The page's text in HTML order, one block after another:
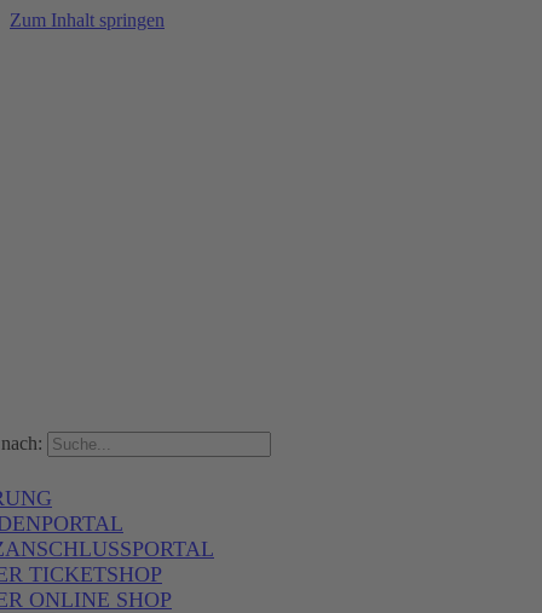
Zum Inhalt springen
TICKETSHOP
ONLINE SHOP